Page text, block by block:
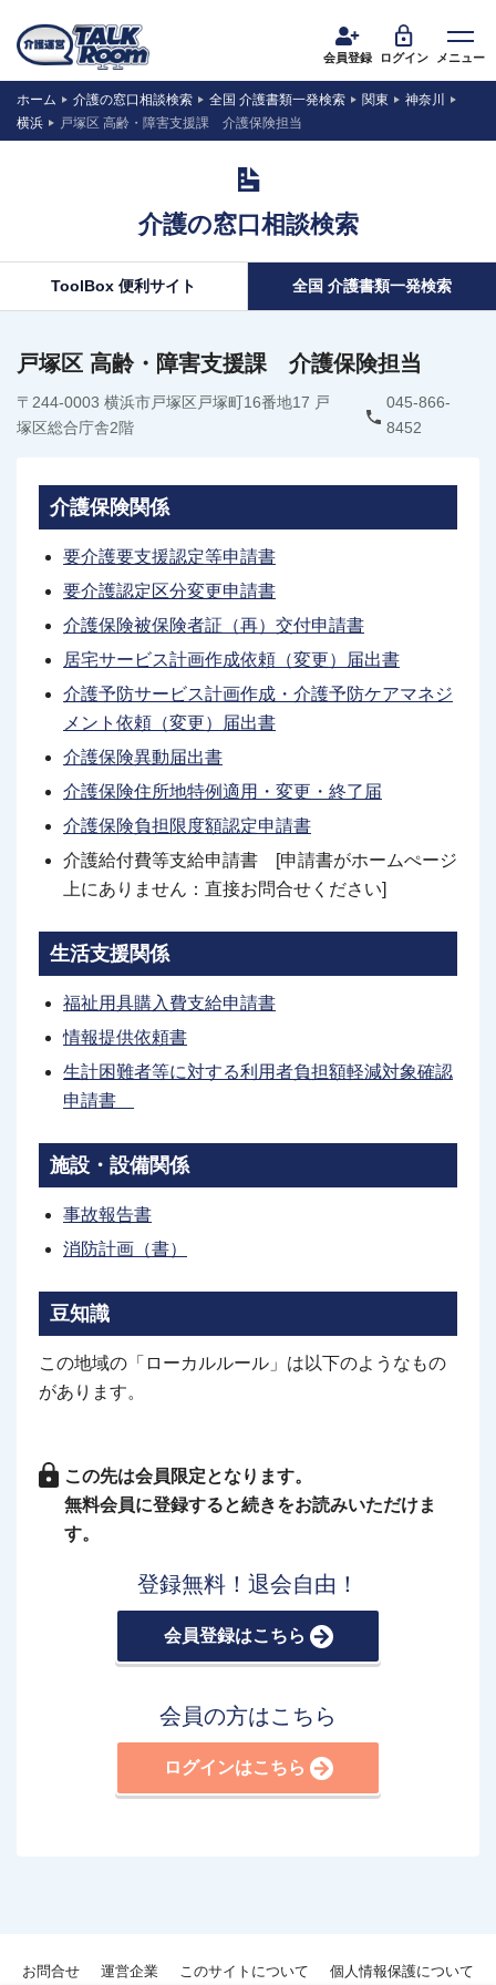
会員登録 ログイン メニュー
ホーム 介護の窓口相談検索 全国 介護書類一発検索 関東
神奈川
横浜
戸塚区 高齢・障害支援課 介護保険担当
介護の窓口相談検索
ToolBox 便利サイト 全国 介護書類一発検索
戸塚区 高齢・障害支援課 介護保険担当
〒244-0003 横浜市戸塚区戸塚町16番地17 戸
塚区総合庁舎2階
045-866-
8452
介護保険関係
要介護要支援認定等申請書
要介護認定区分変更申請書
介護保険被保険者証（再）交付申請書
居宅サービス計画作成依頼（変更）届出書
介護予防サービス計画作成・介護予防ケアマネジ
メント依頼（変更）届出書
介護保険異動届出書
介護保険住所地特例適用・変更・終了届
介護保険負担限度額認定申請書
介護給付費等支給申請書 [申請書がホームぺージ
上にありません：直接お問合せください]
生活支援関係
福祉用具購入費支給申請書
情報提供依頼書
生計困難者等に対する利用者負担額軽減対象確認
申請書
施設・設備関係
事故報告書
消防計画（書）
豆知識
この地域の「ローカルルール」は以下のようなもの
があります。
この先は会員限定となります。
無料会員に登録すると続きをお読みいただけま
す。
登録無料！退会自由！
会員登録はこちら
会員の方はこちら
ログインはこちら
お問合せ 運営企業 このサイトについて 個人情報保護について